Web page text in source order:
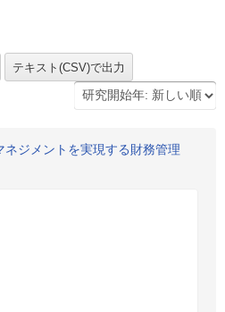
ジメントを実現する財務管理